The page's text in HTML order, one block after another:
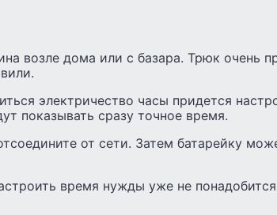
возле дома или с базара. Трюк очень
электричество часы придется
показывать сразу точное время.
от сети. Затем батарейку
время нужды уже не